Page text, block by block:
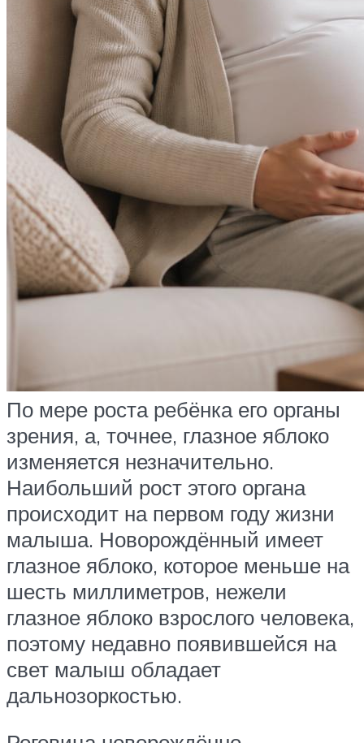
По мере роста ребёнка его органы
зрения, а, точнее, глазное яблоко
изменяется незначительно.
Наибольший рост этого органа
происходит на первом году жизни
малыша. Новорождённый имеет
глазное яблоко, которое меньше на
шесть миллиметров, нежели
глазное яблоко взрослого человека,
поэтому недавно появившейся на
свет малыш обладает
дальнозоркостью.